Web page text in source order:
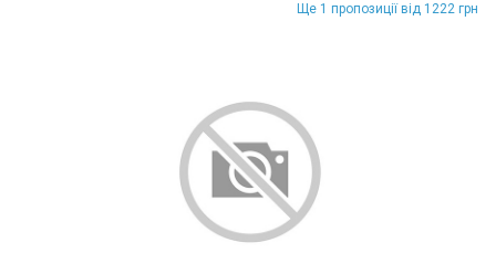
Ще 1 пропозиції від 1222 грн